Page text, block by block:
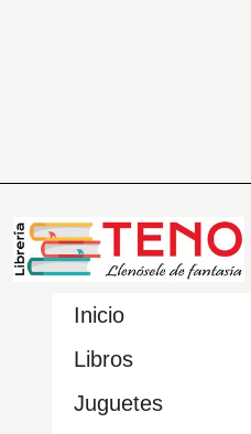
Inicio
Libros
Juguetes